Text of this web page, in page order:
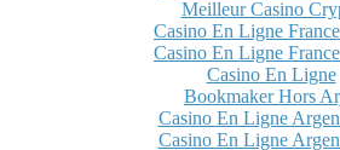
Meilleur Casino
Casino En Ligne
Casino En Ligne
Casino En Ligne
Bookmaker Hors
Casino En Ligne
Casino En Ligne